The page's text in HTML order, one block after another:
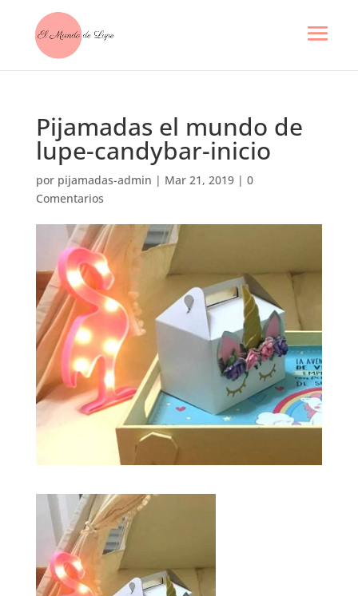
Pijamadas el mundo de
lupe-candybar-inicio
por pijamadas-admin | Mar 21, 2019| 0
Comentarios